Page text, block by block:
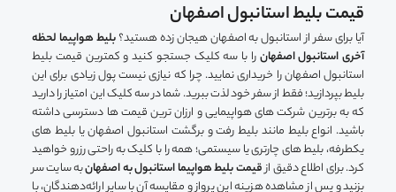
قیمت بلیط استانبول اصفهان
آیا برای سفر از استانبول به اصفهان هیجان زده هستید؟بلیط هواپیما لحظه
آخری استانبول اصفهانرا با سه کلیک جستجو کنید و کمترین قیمت بلیط
استانبول اصفهان را خریداری نمایید. چرا که نیازی نیست پول زیادی برای این
بلیط بپردازید؛ فقط از سفر خود لذت ببرید. شما در سه کلیک این امتیاز را دارید
که به برترین شرکت های هواپیمایی و ارزان ترین قیمت ها دسترسی داشته
باشید. انواع بلیط مانند بلیط رفت و برگشت استانبول اصفهان یا بلیط های
یکطرفه، بلیط های چارتری یا سیستمی؛ همه را با کلیک به راحتی رزرو خواهید
کرد. برای اطلاع دقیق ازقیمت بلیط هواپیما استانبول به اصفهانبه سایت سر
بزنید و پس از مشاهده هزینه این پرواز و مقایسه آن با سایر ارائه‌دهندگان، با